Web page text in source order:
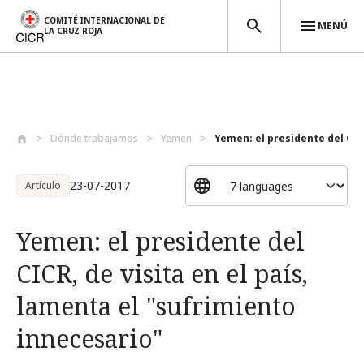
COMITÉ INTERNACIONAL DE
LA CRUZ ROJA
MENÚ
Dónde trabajamos Yemen Yemen: el presidente del
Artículo 23-07-2017
Yemen: el presidente del
CICR, de visita en el país,
lamenta el "sufrimiento
innecesario"